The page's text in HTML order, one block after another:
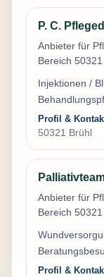
P. C.
Anbieter für
Bereich 50321
Injektionen /
Profil &
50321 Brühl
Anbieter für
Bereich 50321
Profil &